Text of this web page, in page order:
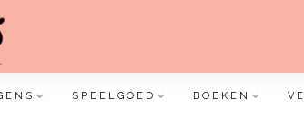
SPEELGOED BOEKEN